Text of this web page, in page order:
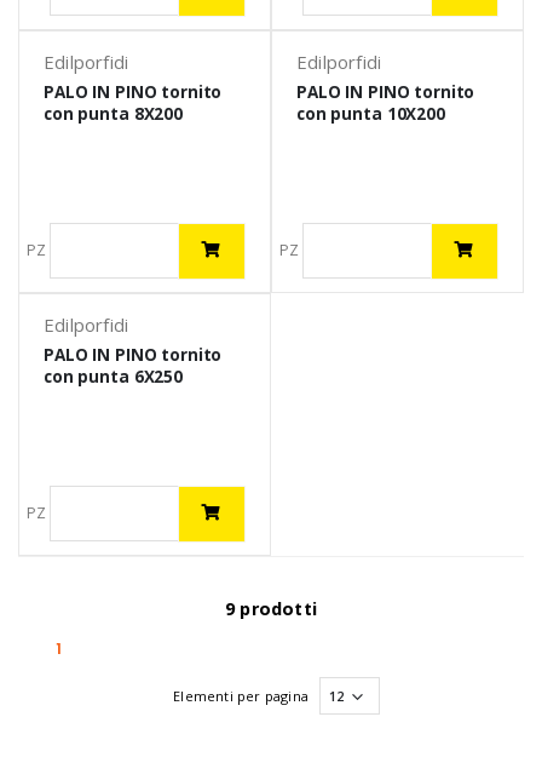
Edilporfidi
PALO IN PINO tornito
con punta 8X200
PZ
Edilporfidi
PALO IN PINO tornito
con punta 10X200
PZ
Edilporfidi
PALO IN PINO tornito
con punta 6X250
PZ
9 prodotti
1
Elementi per pagina